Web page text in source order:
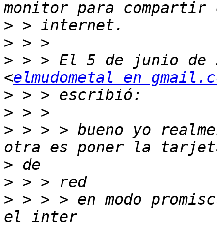
>
>
> > > El 5 de junio de
<elmudometal en
>
>
> > > > bueno yo
>
>
> > > > en modo